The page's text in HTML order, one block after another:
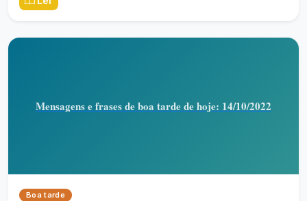
Mensagens e frases de boa tarde de hoje: 14/10/2022
Boa tarde